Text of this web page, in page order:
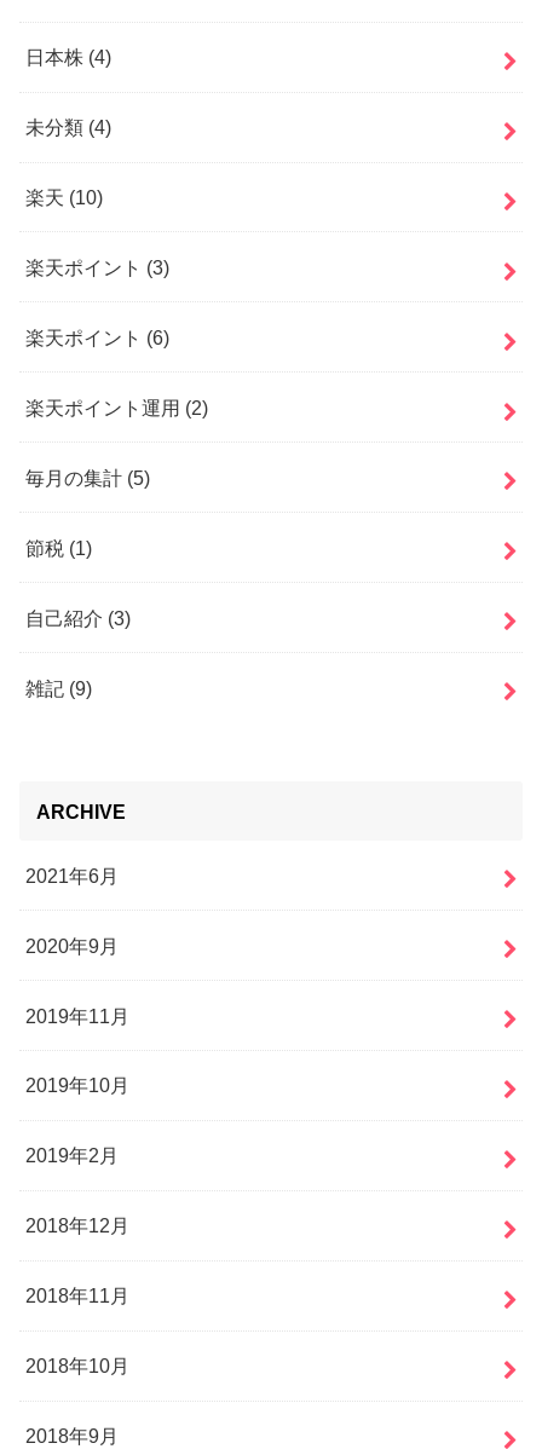
日本株 (4)
未分類 (4)
楽天 (10)
楽天ポイント (3)
楽天ポイント (6)
楽天ポイント運用 (2)
毎月の集計 (5)
節税 (1)
自己紹介 (3)
雑記 (9)
ARCHIVE
2021年6月
2020年9月
2019年11月
2019年10月
2019年2月
2018年12月
2018年11月
2018年10月
2018年9月